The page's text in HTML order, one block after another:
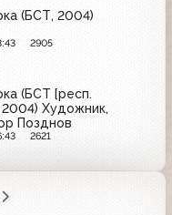
(БСТ, 2004)
2905
(БСТ [респ.
Художник,
Позднов
2621